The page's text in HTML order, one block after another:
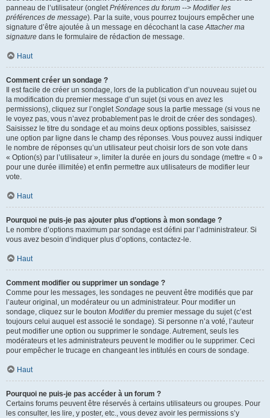
panneau de l’utilisateur (ongletPréférences du forum --> Modifier les
préférences de message). Par la suite, vous pourrez toujours empêcher une
signature d’être ajoutée à un message en décochant la caseAttacher ma
signature dans le formulaire de rédaction de message.
Haut
Comment créer un sondage ?
Il est facile de créer un sondage, lors de la publication d’un nouveau sujet ou
la modification du premier message d’un sujet (si vous en avez les
permissions), cliquez sur l’ongletSondage sous la partie message (si vous ne
le voyez pas, vous n’avez probablement pas le droit de créer des sondages).
Saisissez le titre du sondage et au moins deux options possibles, saisissez
une option par ligne dans le champ des réponses. Vous pouvez aussi indiquer
le nombre de réponses qu’un utilisateur peut choisir lors de son vote dans
« Option(s) par l’utilisateur », limiter la durée en jours du sondage (mettre « 0 »
pour une durée illimitée) et enfin permettre aux utilisateurs de modifier leur
vote.
Haut
Pourquoi ne puis-je pas ajouter plus d’options à mon sondage ?
Le nombre d’options maximum par sondage est défini par l’administrateur. Si
vous avez besoin d’indiquer plus d’options, contactez-le.
Haut
Comment modifier ou supprimer un sondage ?
Comme pour les messages, les sondages ne peuvent être modifiés que par
l’auteur original, un modérateur ou un administrateur. Pour modifier un
sondage, cliquez sur le bouton Modifierdu premier message du sujet (c’est
toujours celui auquel est associé le sondage). Si personne n’a voté, l’auteur
peut modifier une option ou supprimer le sondage. Autrement, seuls les
modérateurs et les administrateurs peuvent le modifier ou le supprimer. Ceci
pour empêcher le trucage en changeant les intitulés en cours de sondage.
Haut
Pourquoi ne puis-je pas accéder à un forum ?
Certains forums peuvent être réservés à certains utilisateurs ou groupes. Pour
les consulter, les lire, y poster, etc., vous devez avoir les permissions s’y